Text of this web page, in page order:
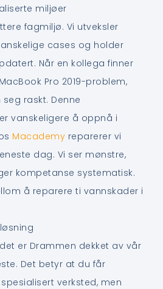
miljøer
fagmiljø. Vi utveksler
cases og holder
Når en kollega finner
Pro 2019-problem,
raskt. Denne
vanskeligere å oppnå i
Macademy reparerer vi
dag. Vi ser mønstre,
kompetanse systematisk.
å reparere ti vannskader i
er Drammen dekket av vår
Det betyr at du får
verksted, men